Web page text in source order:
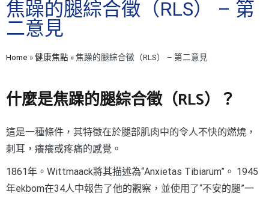
焦躁的腿綜合徵（RLS） – 第
二意見
Home »健康焦點 »焦躁的腿綜合徵（RLS） – 第二意見
什麼是焦躁的腿綜合徵（RLS）？
這是一種條件，其特徵在於腿部肌肉中的令人不快的燃燒，
刺耳，癢癢或疼痛的感覺。
1861年。Wittmaack將其描述為“Anxietas Tibiarum”。 1945
年ekbom在34人中報告了他的觀察，並使用了“不安的腿”一